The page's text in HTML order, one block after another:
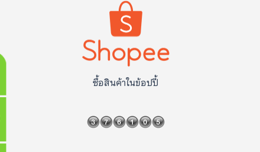
ซื้อสินค้าในข้อปปี้